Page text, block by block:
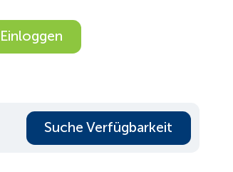
Einloggen
Suche Verfügbarkeit